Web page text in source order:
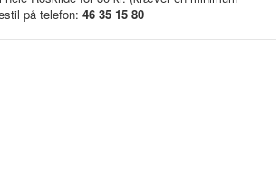
på telefon:46 35 15 80